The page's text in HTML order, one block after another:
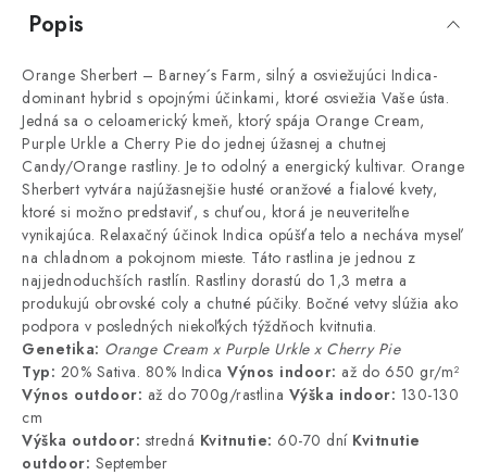
Popis
Orange Sherbert – Barney´s Farm, silný a osviežujúci Indica-
dominant hybrid s opojnými účinkami, ktoré osviežia Vaše ústa.
Jedná sa o celoamerický kmeň, ktorý spája Orange Cream,
Purple Urkle a Cherry Pie do jednej úžasnej a chutnej
Candy/Orange rastliny. Je to odolný a energický kultivar. Orange
Sherbert vytvára najúžasnejšie husté oranžové a fialové kvety,
ktoré si možno predstaviť, s chuťou, ktorá je neuveriteľne
vynikajúca. Relaxačný účinok Indica opúšťa telo a necháva myseľ
na chladnom a pokojnom mieste. Táto rastlina je jednou z
najjednoduchších rastlín. Rastliny dorastú do 1,3 metra a
produkujú obrovské coly a chutné púčiky. Bočné vetvy slúžia ako
podpora v posledných niekoľkých týždňoch kvitnutia.
Genetika: Orange Cream x Purple Urkle x Cherry Pie
Typ: 20% Sativa. 80% Indica Výnos indoor: až do 650 gr/m²
Výnos outdoor: až do 700g/rastlina Výška indoor: 130-130
cm
Výška outdoor: stredná Kvitnutie: 60-70 dní Kvitnutie
outdoor: September